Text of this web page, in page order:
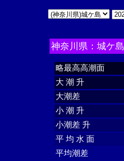
神奈川県：城ケ島
略最高高潮面
大 潮 升
大潮差
小 潮 升
小潮差 升
平 均 水 面
平均潮差